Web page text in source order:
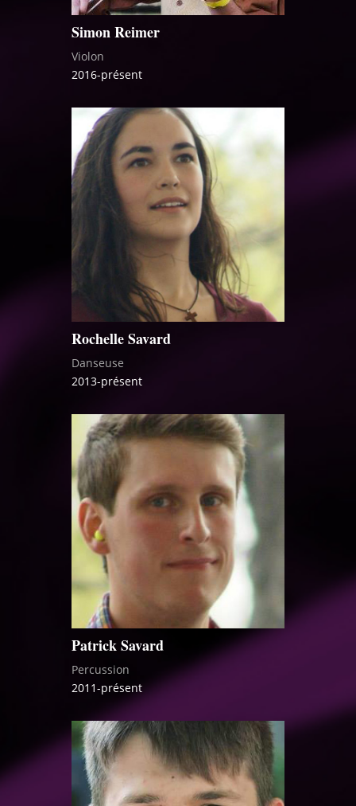
Simon Reimer
Violon
2016-présent
Rochelle Savard
Danseuse
2013-présent
Patrick Savard
Percussion
2011-présent